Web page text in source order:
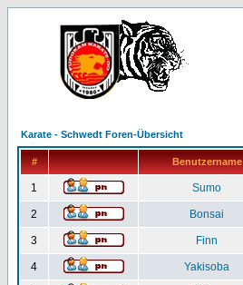
Karate - Schwedt Foren-Übersicht
# Benutzername
1 Sumo
2 Bonsai
3 Finn
4 Yakisoba